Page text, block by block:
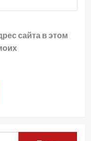
сайта в этом